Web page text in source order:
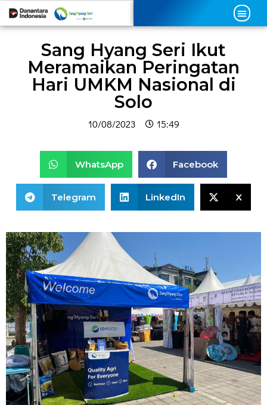
Sang Hyang Seri Ikut
Meramaikan Peringatan
Hari UMKM Nasional di
Solo
10/08/2023 15:49
WhatsApp Facebook
Telegram LinkedIn X